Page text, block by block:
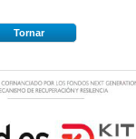
Tornar